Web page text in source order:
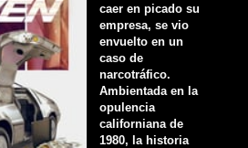
caer en picado su
empresa, se vio
envuelto en un
caso de
narcotráfico.
Ambientada en la
opulencia
californiana de
1980, la historia